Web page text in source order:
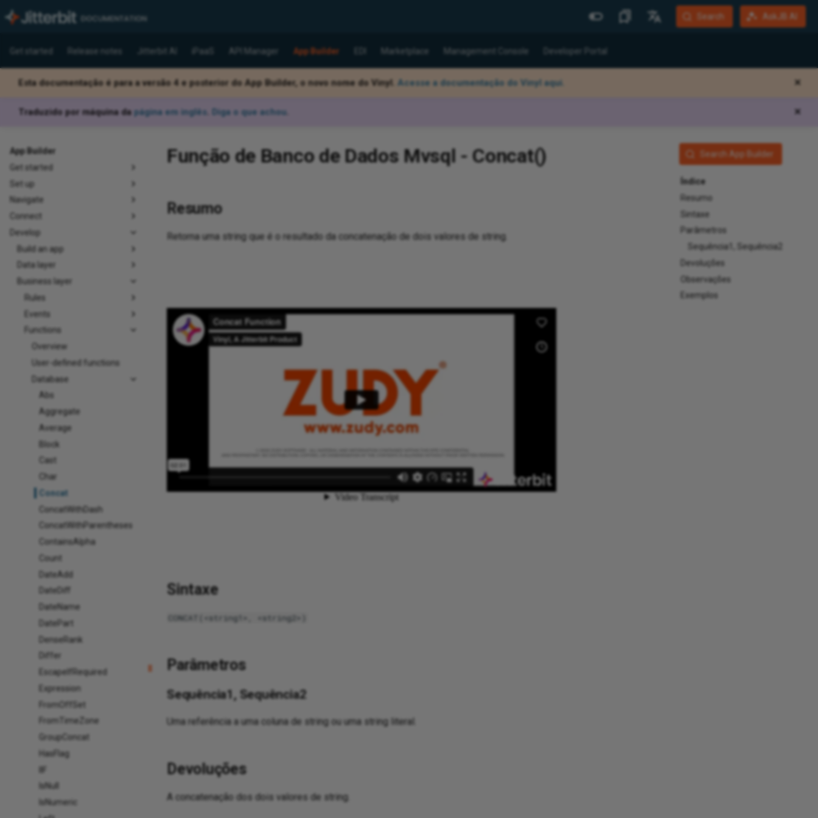
Mais Sites
Jitterbit Website
English
Search AskJB AI
Get started Release notes Jitterbit AI iPaaS API Manager App Builder Marketplace Management Console Developer Portal
Esta documentação é para a versão 4 e posterior do App Builder, o novo nome do Vinyl. Acesse a documentação do Vinyl aqui. ✕
Traduzido por máquina da página em inglês Diga o que achou ✕
App Builder
Get started
Set up
Navigate
Connect
Develop
Build an app
Data layer
Business layer
Rules
Events
Functions
Overview
User-defined functions
Database
Abs
Aggregate
Average
Block
Cast
Char
Concat
ConcatWithDash
ConcatWithParentheses
ContainsAlpha
Count
DateAdd
DateDiﬀ
DateName
DatePart
DenseRank
Differ
EscapeIfRequired
Expression
FromOffSet
FromTimeZone
GroupConcat
HasFlag
IIF
IsNull
IsNumeric
Search App Builder
Índice
Resumo
Sintaxe
Parâmetros
Sequência1, Sequência2
Devoluções
Observações
Exemplos
Função de Banco de Dados Mvsql - Concat()
Resumo
Retorna uma string que é o resultado da concatenação de dois valores de string.
Sintaxe
CONCAT(<string1>, <string2>)
Parâmetros
Sequência1, Sequência2
Uma referência a uma coluna de string ou uma string literal.
Devoluções
A concatenação dos dois valores de string.